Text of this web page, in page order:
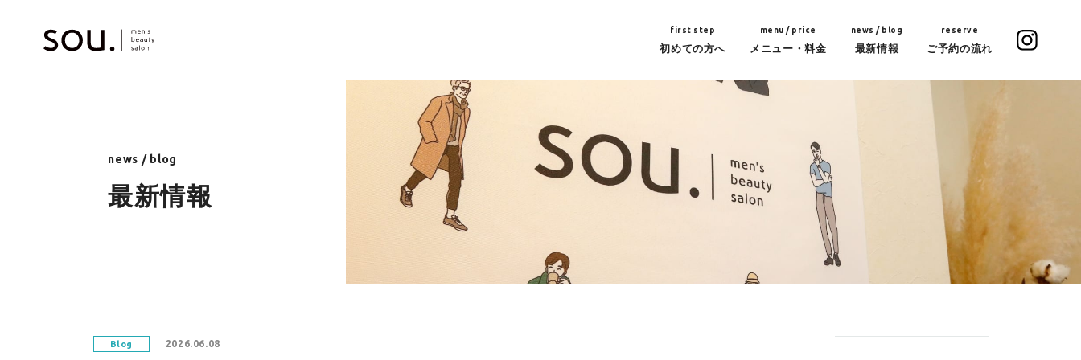
first step
初めての方へ
menu / price
メニュー・料金
news / blog
最新情報
reserve
ご予約の流れ
news / blog
最新情報
Blog 2026.06.08